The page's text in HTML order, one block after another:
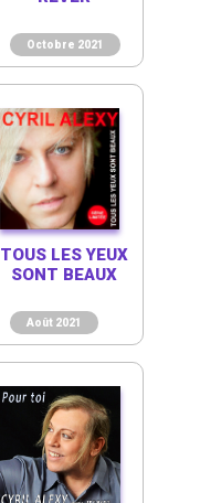
Octobre 2021
Août 2021
TOUS LES YEUX
SONT BEAUX